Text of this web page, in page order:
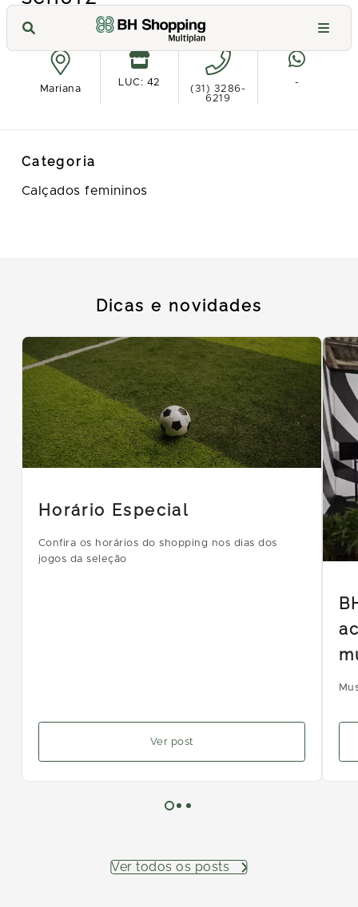
Ver no mapa
Mariana
LUC: 42
(31) 3286-
6219
-
Categoria
Calçados femininos
Dicas e novidades
Ver todos os posts
Horário Especial
Confira os horários do shopping nos dias dos
jogos da seleção
Ver post